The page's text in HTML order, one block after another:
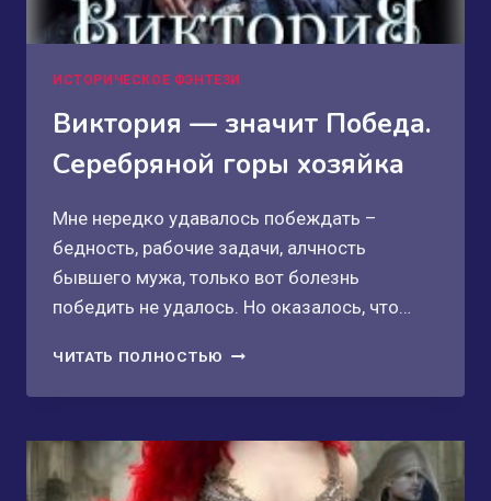
ИСТОРИЧЕСКОЕ ФЭНТЕЗИ
Виктория — значит Победа.
Серебряной горы хозяйка
Мне нередко удавалось побеждать –
бедность, рабочие задачи, алчность
бывшего мужа, только вот болезнь
победить не удалось. Но оказалось, что…
ЧИТАТЬ ПОЛНОСТЬЮ ВИКТОРИЯ
ЗНАЧИТ
СЕРЕБРЯНОЙ
ГОРЫ
ХОЗЯЙКА